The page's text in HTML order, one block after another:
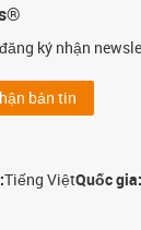
ký nhận
bản tin
Tiếng ViệtQuốc